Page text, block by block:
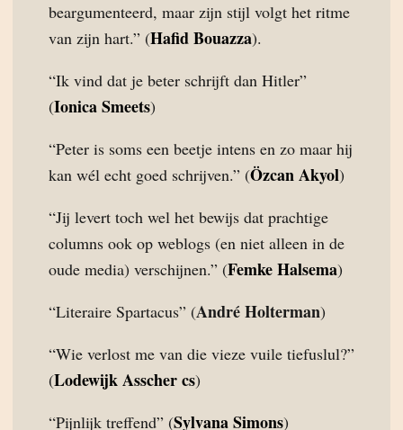
beargumenteerd, maar zijn stijl volgt het ritme
van zijn hart.” (Hafid Bouazza).
“Ik vind dat je beter schrijft dan Hitler”
(Ionica Smeets)
“Peter is soms een beetje intens en zo maar hij
kan wél echt goed schrijven.” (Özcan Akyol)
“Jij levert toch wel het bewijs dat prachtige
columns ook op weblogs (en niet alleen in de
oude media) verschijnen.” (Femke Halsema)
“Literaire Spartacus” (André Holterman)
“Wie verlost me van die vieze vuile tiefuslul?”
(Lodewijk Asscher cs)
“Pijnlijk treffend” (Sylvana Simons)